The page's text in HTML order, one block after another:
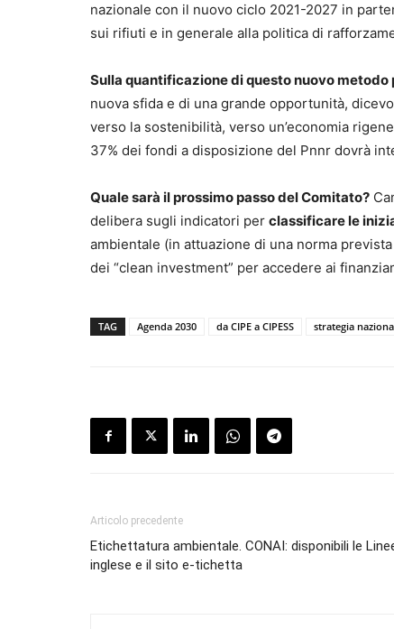
nazionale con il nuovo ciclo 2021-2027 in
sui rifiuti e in generale alla politica di
Sulla quantificazione di questo nuovo
nuova sfida e di una grande opportunità,
verso la sostenibilità, verso un’economia
37% dei fondi a disposizione del Pnnr dovrà
Quale sarà il prossimo passodel Comitato?
delibera sugli indicatori per classificare le
ambientale (in attuazione di una norma
dei “clean investment” per accedere ai
TAG Agenda 2030 da CIPE a CIPESS strategia
Articolo precedente
Etichettatura ambientale. CONAI: disponibili le
inglese e il sito e-tichetta